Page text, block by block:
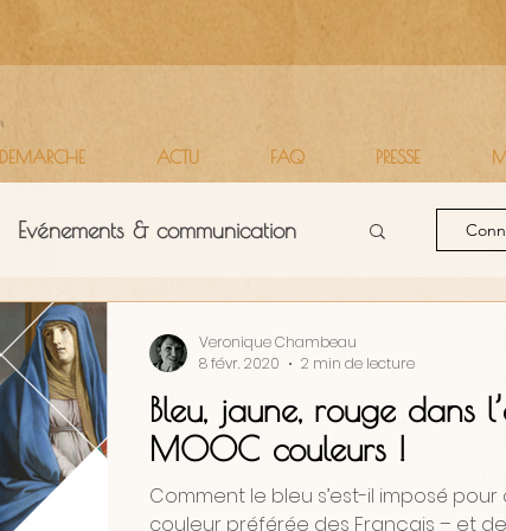
DEMARCHE ACTU FAQ PRESSE
Evénements & communication
Vie d'atelier
Bleu, jaune, rouge dans
MOOC couleurs !
Comment le bleu s’est-il imposé pour
couleur préférée des Français – et
Veronique Chambeau
8 févr. 2020
2 min de lecture